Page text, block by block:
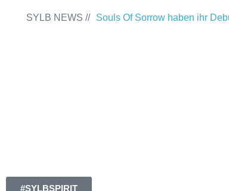
SYLB NEWS // Souls Of Sorrow haben ihr
Releaseshow am 22.11.2025
Warfield Within
#SYLBSPIRIT